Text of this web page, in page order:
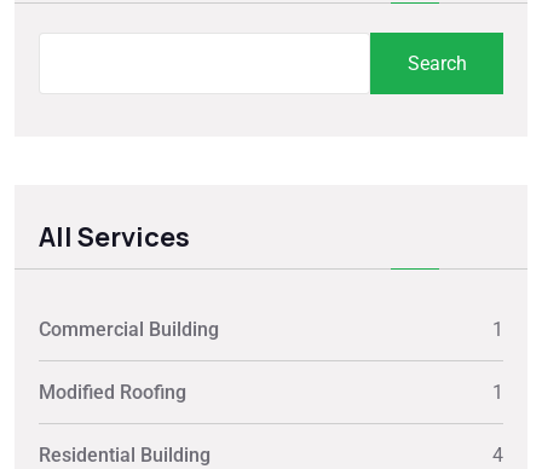
Search
All Services
Commercial Building 1
Modified Roofing 1
Residential Building 4